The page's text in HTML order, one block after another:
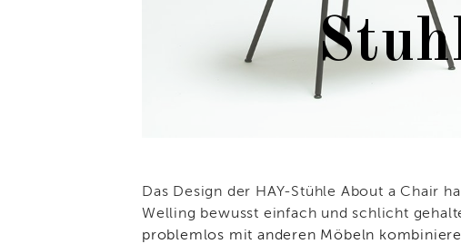
Das Design der HAY-Stühle About a Chair
Welling bewusst einfach und schlicht
problemlos mit anderen Möbeln